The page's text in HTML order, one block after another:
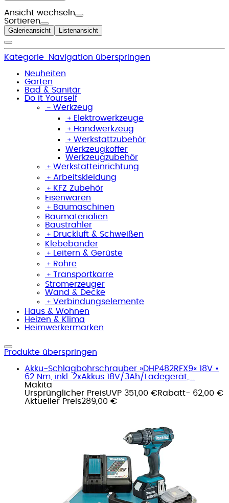
Ansicht wechseln
Sortieren
Galerieansicht Listenansicht
Kategorie-Navigation überspringen
Neuheiten
Garten
Bad & Sanitär
Do it Yourself
﹣ Werkzeug
﹢ Elektrowerkzeuge
﹢ Handwerkzeug
﹢ Werkstattzubehör
Werkzeugkoffer
Werkzeugzubehör
﹢ Werkstatteinrichtung
﹢ Arbeitskleidung
﹢ KFZ Zubehör
Eisenwaren
﹢ Baumaschinen
Baumaterialien
Baustrahler
﹢ Druckluft & Schweißen
Klebebänder
﹢
Leitern & Gerüste
﹢ Rohre
﹢ Transportkarre
Stromerzeuger
Wand & Decke
﹢ Verbindungselemente
Haus & Wohnen
Heizen & Klima
Heimwerkermarken
Produkte überspringen
Akku-Schlagbohrschrauber »DHP482RFX9« 18V •
62 Nm, inkl. 2xAkkus 18V/3Ah/Ladegerät,...
Makita
Ursprünglicher PreisUVP 351,00 €Rabatt- 62,00 €
Aktueller Preis289,00 €